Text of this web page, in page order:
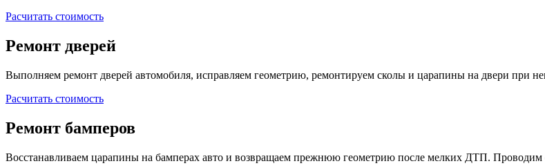
Расчитать стоимость
Ремонт дверей
Выполняем ремонт дверей автомобиля, исправляем геометрию, ремонтируем сколы и царапины на двери при
Расчитать стоимость
Ремонт бамперов
Восстанавливаем царапины на бамперах авто и возвращаем прежнюю геометрию после мелких ДТП.